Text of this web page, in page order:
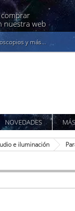
nuestra web
y más...
NOVEDADES
e iluminación